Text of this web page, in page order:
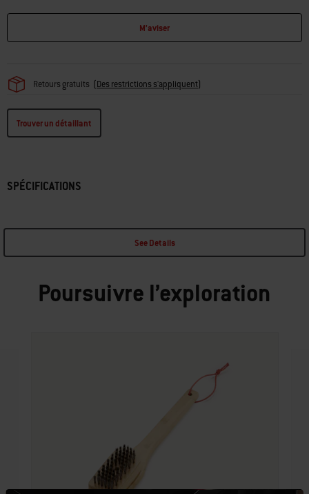
• Garantie de 1 an
M’aviser
Retours gratuits (Des restrictions s'appliquent)
Trouver un détaillant
SPÉCIFICATIONS
See Details
Poursuivre l’exploration